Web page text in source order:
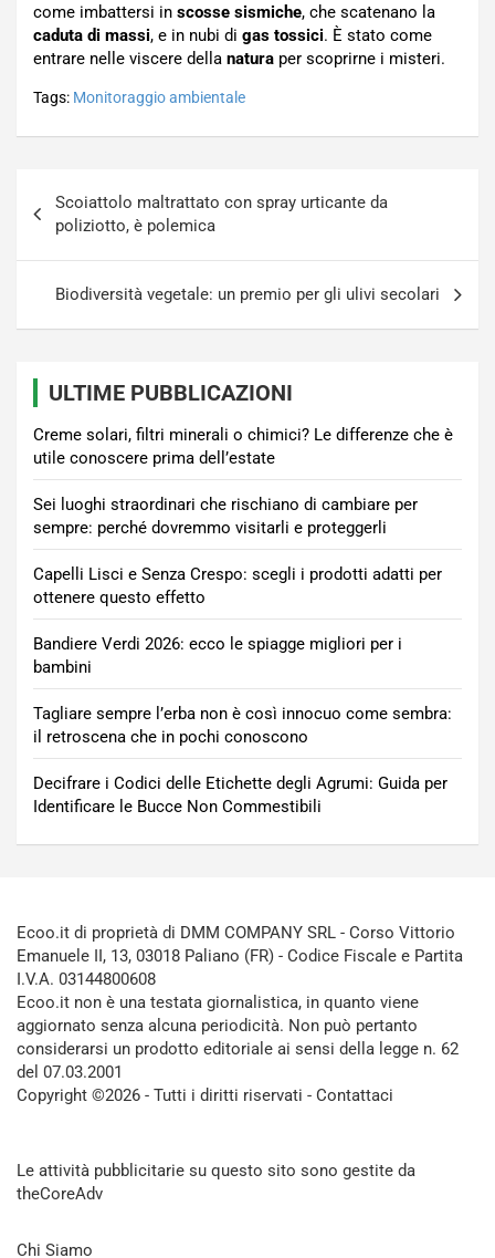
come imbattersi in scosse sismiche, che scatenano la
caduta di massi, e in nubi di gas tossici. È stato come
entrare nelle viscere della natura per scoprirne i misteri.
Tags: Monitoraggio ambientale
articoli
Scoiattolo maltrattato con spray urticante da
poliziotto, è polemica
Biodiversità vegetale: un premio per gli ulivi secolari
ULTIME PUBBLICAZIONI
Creme solari, filtri minerali o chimici? Le differenze che è
utile conoscere prima dell’estate
Sei luoghi straordinari che rischiano di cambiare per
sempre: perché dovremmo visitarli e proteggerli
Capelli Lisci e Senza Crespo: scegli i prodotti adatti per
ottenere questo effetto
Bandiere Verdi 2026: ecco le spiagge migliori per i
bambini
Tagliare sempre l’erba non è così innocuo come sembra:
il retroscena che in pochi conoscono
Decifrare i Codici delle Etichette degli Agrumi: Guida per
Identificare le Bucce Non Commestibili
Ecoo.it di proprietà di DMM COMPANY SRL - Corso Vittorio
Emanuele II, 13, 03018 Paliano (FR) - Codice Fiscale e Partita
I.V.A. 03144800608
Ecoo.it non è una testata giornalistica, in quanto viene
aggiornato senza alcuna periodicità. Non può pertanto
considerarsi un prodotto editoriale ai sensi della legge n. 62
del 07.03.2001
Copyright ©2026 - Tutti i diritti riservati - Contattaci
Le attività pubblicitarie su questo sito sono gestite da
theCoreAdv
Chi Siamo